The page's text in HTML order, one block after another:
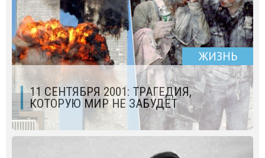
ЖИЗНЬ
11 СЕНТЯБРЯ 2001: ТРАГЕДИЯ,
КОТОРУЮ МИР НЕ ЗАБУДЕТ